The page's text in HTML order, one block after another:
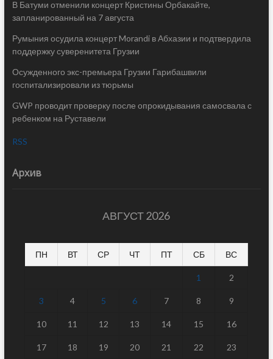
В Батуми отменили концерт Кристины Орбакайте,
запланированный на 7 августа
Румыния осудила концерт Morandi в Абхазии и подтвердила
поддержку суверенитета Грузии
Осужденного экс-премьера Грузии Гарибашвили
госпитализировали из тюрьмы
GWP проводит проверку после опрокидывания самосвала с
ребенком на Руставели
RSS
Архив
АВГУСТ 2026
ПН ВТ СР ЧТ ПТ СБ ВС
1 2
3 4 5 6 7 8 9
10 11 12 13 14 15 16
17 18 19 20 21 22 23